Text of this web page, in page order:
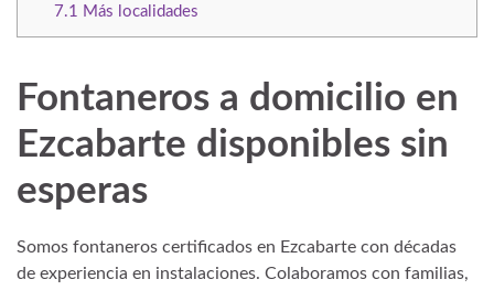
7.1
Más localidades
Fontaneros a domicilio en
Ezcabarte disponibles sin
esperas
Somos fontaneros certificados en Ezcabarte con décadas
de experiencia en instalaciones. Colaboramos con familias,